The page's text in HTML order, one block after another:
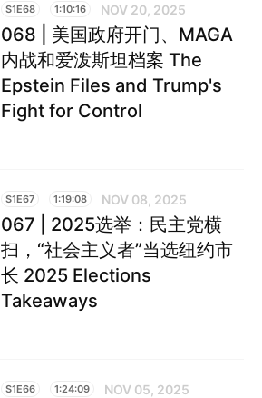
S1E68 1:10:16 NOV 20, 2025
068 | 美国政府开门、MAGA
内战和爱泼斯坦档案 The
Epstein Files and Trump's
Fight for Control
S1E67 1:19:08 NOV 08, 2025
067 | 2025选举：民主党横
扫，“社会主义者”当选纽约市
长 2025 Elections
Takeaways
S1E66 1:24:09 NOV 05, 2025